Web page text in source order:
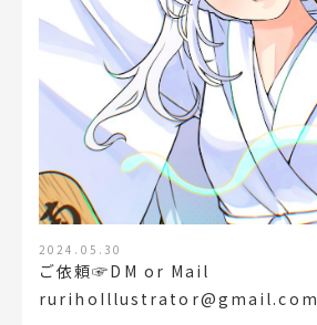
2024.05.30
ご依頼☞DM or Mail
rurihoIllustrator@gmail.com